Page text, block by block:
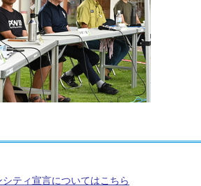
シティ宣言についてはこちら